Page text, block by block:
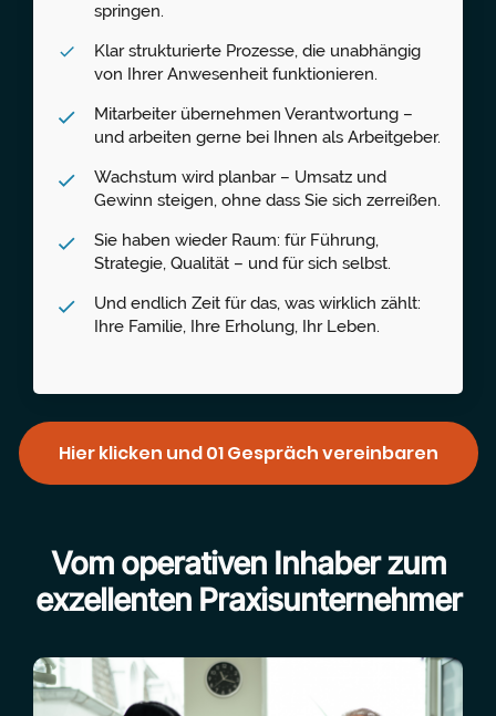
springen.
Klar strukturierte Prozesse, die unabhängig
von Ihrer Anwesenheit funktionieren.
Mitarbeiter übernehmen Verantwortung –
und arbeiten gerne bei Ihnen als Arbeitgeber.
Wachstum wird planbar – Umsatz und
Gewinn steigen, ohne dass Sie sich zerreißen.
Sie haben wieder Raum: für Führung,
Strategie, Qualität – und für sich selbst.
Und endlich Zeit für das, was wirklich zählt:
Ihre Familie, Ihre Erholung, Ihr Leben.
Hier klicken und 01 Gespräch vereinbaren
Vom operativen Inhaber zum
exzellenten Praxisunternehmer